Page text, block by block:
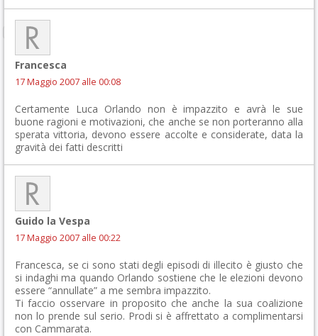
Francesca
17 Maggio 2007 alle 00:08
Certamente Luca Orlando non è impazzito e avrà le sue
buone ragioni e motivazioni, che anche se non porteranno alla
sperata vittoria, devono essere accolte e considerate, data la
gravità dei fatti descritti
Guido la Vespa
17 Maggio 2007 alle 00:22
Francesca, se ci sono stati degli episodi di illecito è giusto che
si indaghi ma quando Orlando sostiene che le elezioni devono
essere “annullate” a me sembra impazzito.
Ti faccio osservare in proposito che anche la sua coalizione
non lo prende sul serio. Prodi si è affrettato a complimentarsi
con Cammarata.